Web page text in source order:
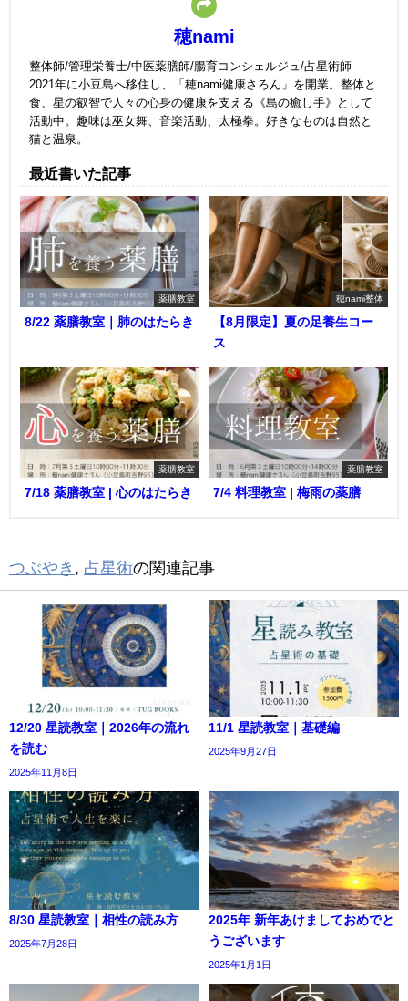
穂nami
整体師/管理栄養士/中医薬膳師/腸育コンシェルジュ/占星術師
2021年に小豆島へ移住し、「穂nami健康さろん」を開業。整体と
食、星の叡智で人々の心身の健康を支える《島の癒し手》として
活動中。趣味は巫女舞、音楽活動、太極拳。好きなものは自然と
猫と温泉。
最近書いた記事
薬膳教室
8/22 薬膳教室｜肺のはたらき
穂nami整体
【8月限定】夏の足養生コー
ス
薬膳教室
7/18 薬膳教室 | 心のはたらき
薬膳教室
7/4 料理教室 | 梅雨の薬膳
つぶやき , 占星術の関連記事
12/20 星読教室｜2026年の流れ
を読む
2025年11月8日
11/1 星読教室｜基礎編
2025年9月27日
8/30 星読教室｜相性の読み方
2025年7月28日
2025年 新年あけましておめでと
うございます
2025年1月1日